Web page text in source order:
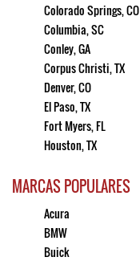
Colorado Springs, CO
Columbia, SC
Conley, GA
Corpus Christi, TX
Denver, CO
El Paso, TX
Fort Myers, FL
Houston, TX
MARCAS POPULARES
Acura
BMW
Buick